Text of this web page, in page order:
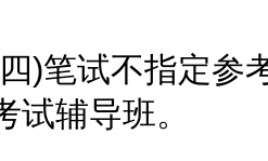
试不指定参考
试辅导班。